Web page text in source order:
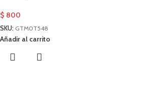
$ 800
SKU: GTM0T548
Añadir al carrito